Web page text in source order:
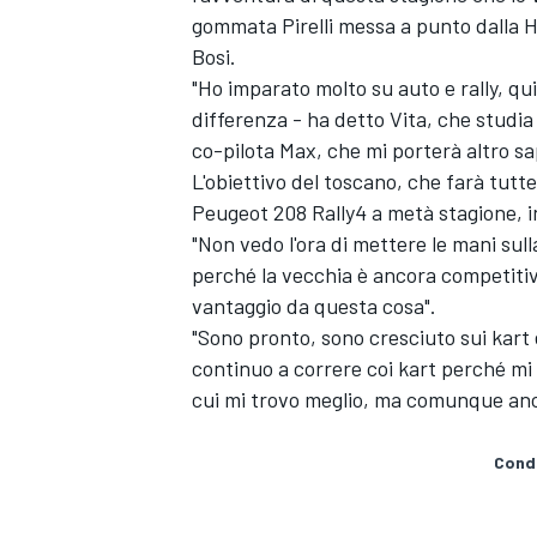
gommata Pirelli messa a punto dalla
Bosi.
"Ho imparato molto su auto e rally,
differenza - ha detto Vita, che
co-pilota Max, che mi porterà altro
L'obiettivo del toscano, che farà
Peugeot 208 Rally4 a metà stagione,
"Non vedo l'ora di mettere le mani
perché la vecchia è ancora
vantaggio da questa cosa".
"Sono pronto, sono cresciuto sui
continuo a correre coi kart perché
cui mi trovo meglio, ma comunque